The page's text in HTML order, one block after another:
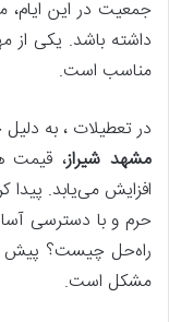
جمعیت در این ایام،
داشته باشد. یکی از
مناسب است.
در تعطیلات ، به
مشهد شیراز، قیمت
افزایش می‌یابد.
حرم و با دسترسی
راه‌حل چیست؟ پیش
مشکل است.